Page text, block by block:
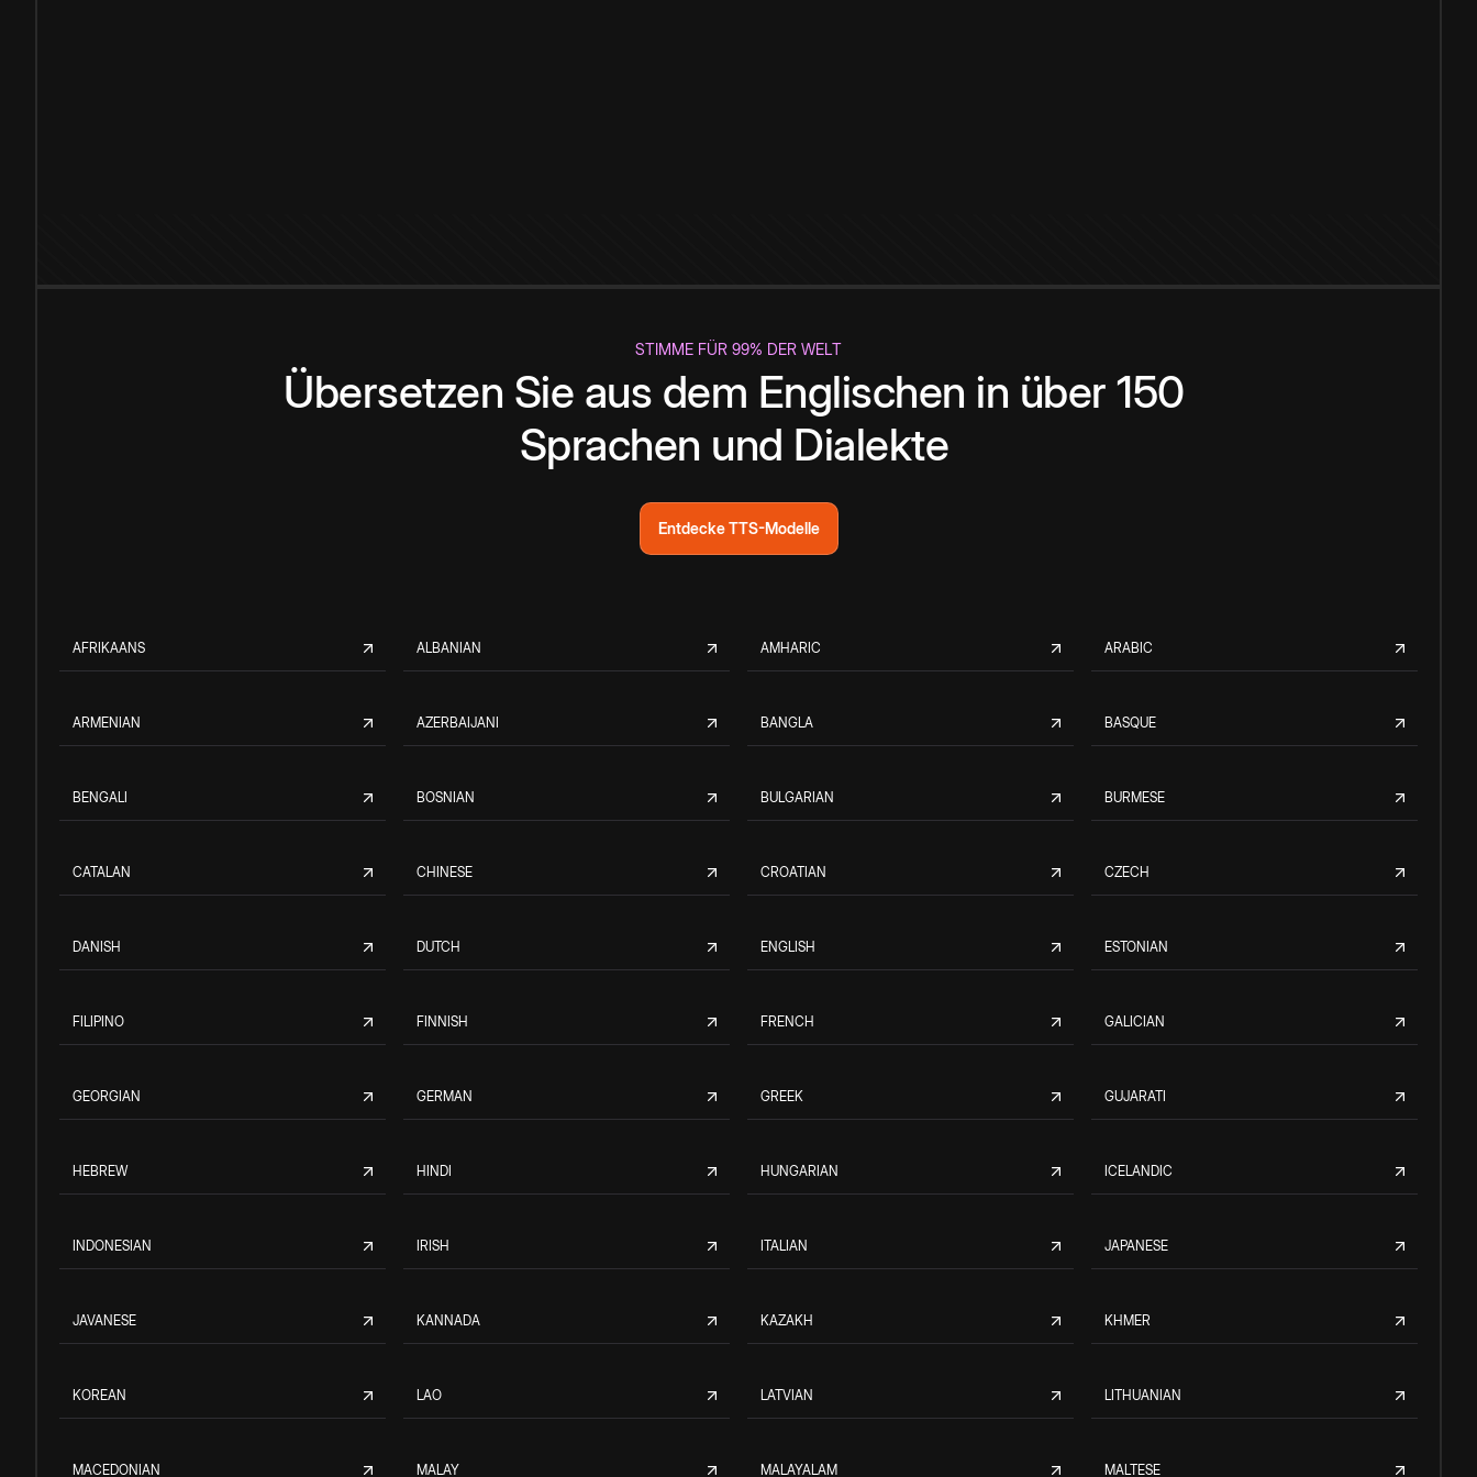
STIMME FÜR 99% DER WELT
Übersetzen Sie aus dem Englischen in über 150
Sprachen und Dialekte
Entdecke TTS-Modelle
AFRIKAANS ALBANIAN AMHARIC ARABIC
ARMENIAN AZERBAIJANI BANGLA BASQUE
BENGALI BOSNIAN BULGARIAN BURMESE
CATALAN CHINESE CROATIAN CZECH
DANISH DUTCH ENGLISH ESTONIAN
FILIPINO FINNISH FRENCH GALICIAN
GEORGIAN GERMAN GREEK GUJARATI
HEBREW HINDI HUNGARIAN ICELANDIC
INDONESIAN IRISH ITALIAN JAPANESE
JAVANESE KANNADA KAZAKH KHMER
KOREAN LAO LATVIAN LITHUANIAN
MACEDONIAN MALAY MALAYALAM MALTESE